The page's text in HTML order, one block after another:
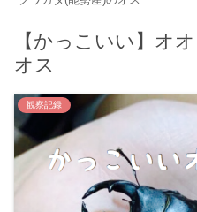
【かっこいい】オ
オス
観察記録